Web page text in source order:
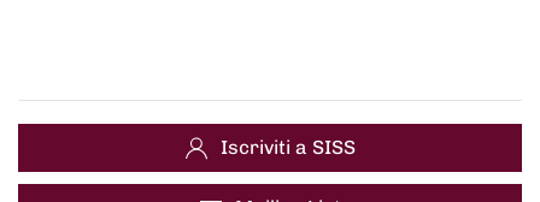
Iscriviti a SISS